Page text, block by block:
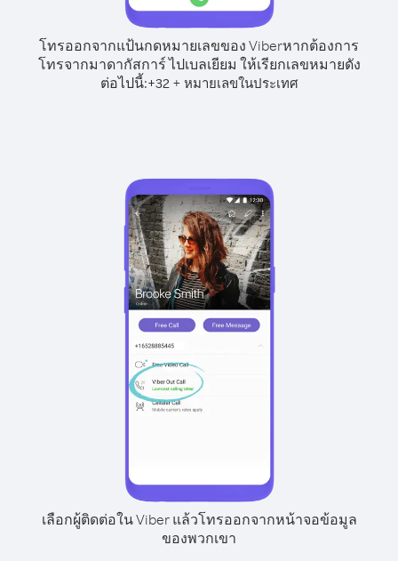
โทรออกจากแป้นกดหมายเลขของ Viberหากต้องการ
โทรจากมาดากัสการ์ ไปเบลเยียม ให้เรียกเลขหมายดัง
ต่อไปนี้:+32+ หมายเลขในประเทศ
เลือกผู้ติดต่อใน Viber แล้วโทรออกจากหน้าจอข้อมูล
ของพวกเขา